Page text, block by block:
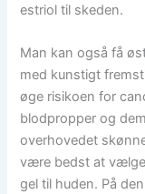
estriol til skeden.
Man kan også få
med kunstigt
øge risikoen for
blodpropper og
overhovedet
være bedst at
gel til huden. På